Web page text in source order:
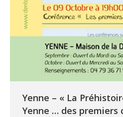
Yenne – « La
Yenne … des premiers